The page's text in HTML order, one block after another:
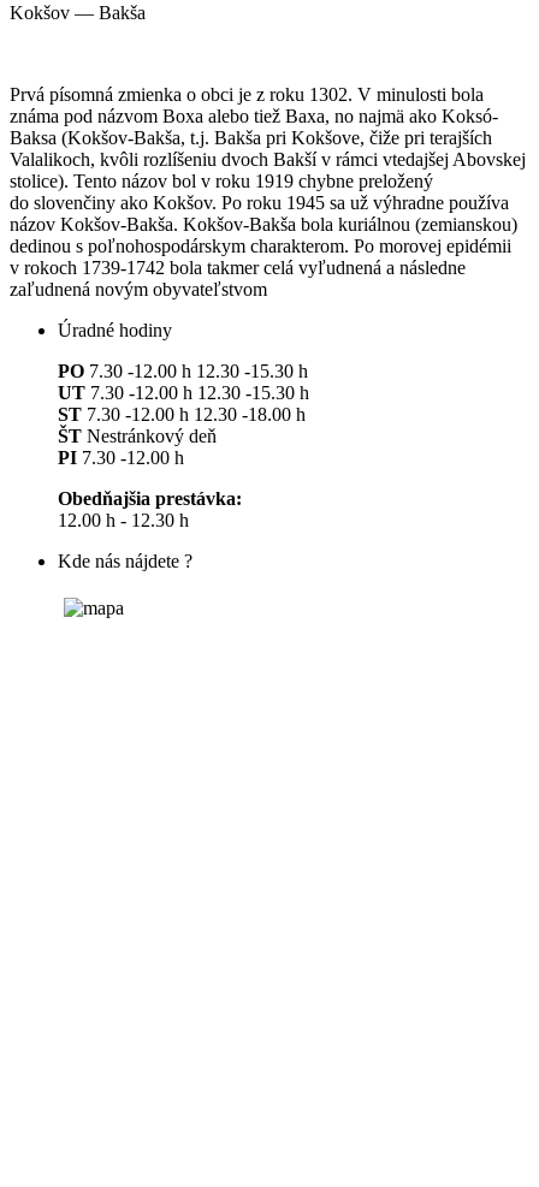
Kokšov — Bakša
Prvá písomná zmienka o obci je z roku 1302. V minulosti bola
známa pod názvom Boxa alebo tiež Baxa, no najmä ako Koksó-
Baksa (Kokšov-Bakša, t.j. Bakša pri Kokšove, čiže pri terajších
Valalikoch, kvôli rozlíšeniu dvoch Bakší v rámci vtedajšej Abovskej
stolice). Tento názov bol v roku 1919 chybne preložený
do slovenčiny ako Kokšov. Po roku 1945 sa už výhradne používa
názov Kokšov-Bakša. Kokšov-Bakša bola kuriálnou (zemianskou)
dedinou s poľnohospodárskym charakterom. Po morovej epidémii
v rokoch 1739-1742 bola takmer celá vyľudnená a následne
zaľudnená novým obyvateľstvom
Úradné hodiny
PO 7.30 -12.00 h 12.30 -15.30 h
UT 7.30 -12.00 h 12.30 -15.30 h
ST 7.30 -12.00 h 12.30 -18.00 h
ŠT Nestránkový deň
PI 7.30 -12.00 h
Obedňajšia prestávka:
12.00 h - 12.30 h
Kde nás nájdete ?